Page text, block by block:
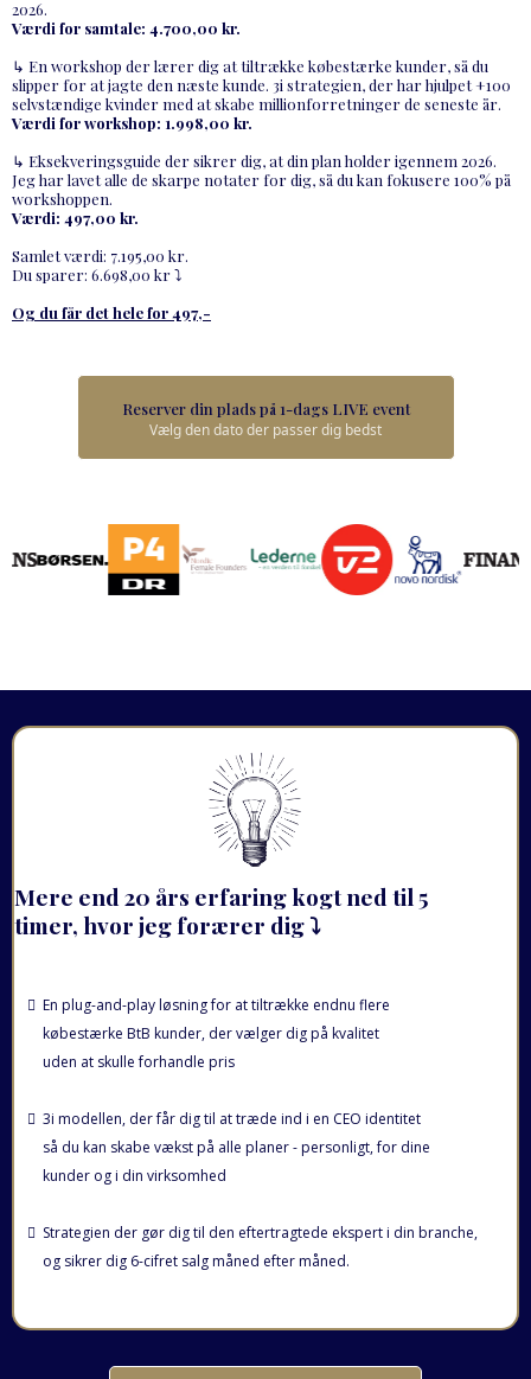
2026.
Værdi for samtale: 4.700,00 kr.
↳ En workshop der lærer dig at tiltrække købestærke kunder, så du
slipper for at jagte den næste kunde. 3i strategien, der har hjulpet +100
selvstændige kvinder med at skabe millionforretninger de seneste år.
Værdi for workshop: 1.998,00 kr.
↳ Eksekveringsguide der sikrer dig, at din plan holder igennem 2026.
Jeg har lavet alle de skarpe notater for dig, så du kan fokusere 100% på
workshoppen.
Værdi: 497,00 kr.
Samlet værdi: 7.195,00 kr.
Du sparer: 6.698,00 kr ⤵
Og du får det hele for 497,-
Reserver din plads på 1-dags LIVE event
Vælg den dato der passer dig bedst
Mere end 20 års erfaring kogt ned til 5
timer, hvor jeg forærer dig⤵
En plug-and-play løsning for at tiltrække endnu flere
købestærke BtB kunder, der vælger dig på kvalitet
uden at skulle forhandle pris
3i modellen, der får dig til at træde ind i en CEO identitet
så du kan skabe vækst på alle planer - personligt, for dine
kunder og i din virksomhed
Strategien der gør dig til den eftertragtede ekspert i din branche,
og sikrer dig 6-cifret salg måned efter måned.